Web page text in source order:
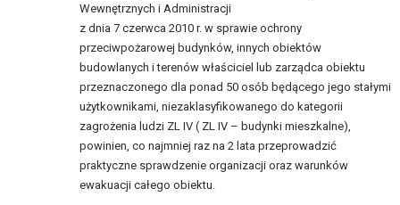
Wewnętrznych i Administracji
z dnia 7 czerwca 2010 r. w sprawie ochrony
przeciwpożarowej budynków, innych obiektów
budowlanych i terenów właściciel lub zarządca obiektu
przeznaczonego dla ponad 50 osób będącego jego stałymi
użytkownikami, niezaklasyfikowanego do kategorii
zagrożenia ludzi ZL IV ( ZL IV – budynki mieszkalne),
powinien, co najmniej raz na 2 lata przeprowadzić
praktyczne sprawdzenie organizacji oraz warunków
ewakuacji całego obiektu.